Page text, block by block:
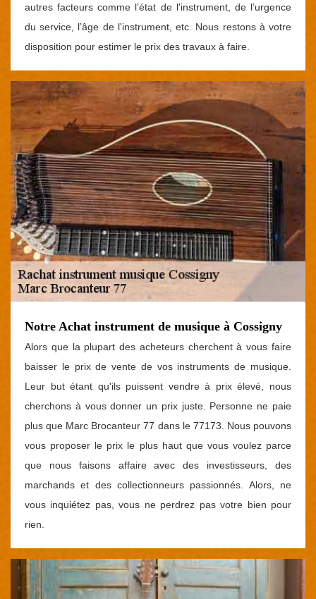
autres facteurs comme l’état de l'instrument, de l’urgence
du service, l’âge de l'instrument, etc. Nous restons à votre
disposition pour estimer le prix des travaux à faire.
Notre Achat instrument de musique à Cossigny
Alors que la plupart des acheteurs cherchent à vous faire
baisser le prix de vente de vos instruments de musique.
Leur but étant qu'ils puissent vendre à prix élevé, nous
cherchons à vous donner un prix juste. Personne ne paie
plus que Marc Brocanteur 77 dans le 77173. Nous pouvons
vous proposer le prix le plus haut que vous voulez parce
que nous faisons affaire avec des investisseurs, des
marchands et des collectionneurs passionnés. Alors, ne
vous inquiétez pas, vous ne perdrez pas votre bien pour
rien.